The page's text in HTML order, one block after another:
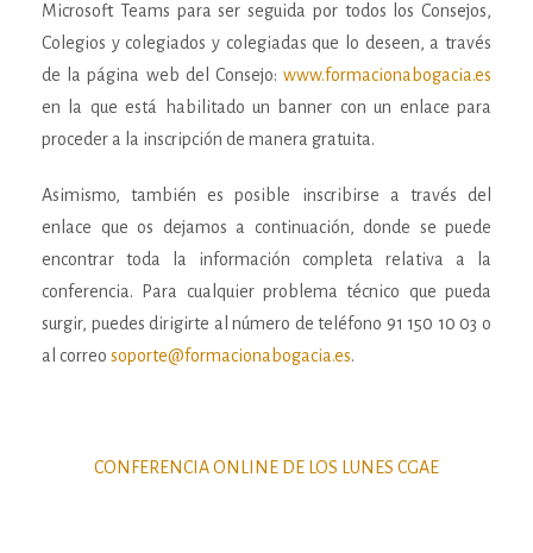
Microsoft Teams para ser seguida por todos los Consejos,
Colegios y colegiados y colegiadas que lo deseen, a través
de la página web del Consejo: www.formacionabogacia.es
en la que está habilitado un banner con un enlace para
proceder a la inscripción de manera gratuita.
Asimismo, también es posible inscribirse a través del
enlace que os dejamos a continuación, donde se puede
encontrar toda la información completa relativa a la
conferencia. Para cualquier problema técnico que pueda
surgir, puedes dirigirte al número de teléfono 91 150 10 03 o
al correo soporte@formacionabogacia.es.
CONFERENCIA ONLINE DE LOS LUNES CGAE